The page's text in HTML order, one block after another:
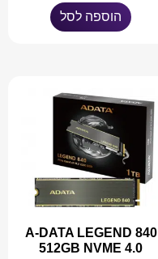
הוספה לסל
A-DATA LEGEND 840
512GB NVME 4.0